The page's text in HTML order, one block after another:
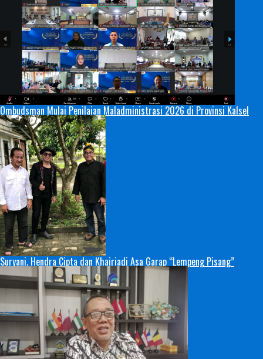
Ombudsman Mulai Penilaian Maladministrasi 2026 di Provinsi Kalsel
Suryani, Hendra Cipta dan Khairiadi Asa Garap “Lempeng Pisang”